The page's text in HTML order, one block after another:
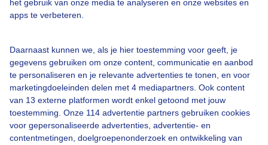
het gebruik van onze media te analyseren en onze websites en
apps te verbeteren.
Daarnaast kunnen we, als je hier toestemming voor geeft, je
gegevens gebruiken om onze content, communicatie en aanbod
te personaliseren en je relevante advertenties te tonen, en voor
marketingdoeleinden delen met 4 mediapartners. Ook content
van 13 externe platformen wordt enkel getoond met jouw
toestemming. Onze 114 advertentie partners gebruiken cookies
voor gepersonaliseerde advertenties, advertentie- en
contentmetingen, doelgroepenonderzoek en ontwikkeling van
Over Buienradar